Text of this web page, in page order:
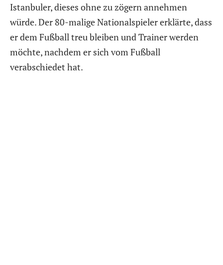
Istanbuler, dieses ohne zu zögern annehmen
würde. Der 80-malige Nationalspieler erklärte, dass
er dem Fußball treu bleiben und Trainer werden
möchte, nachdem er sich vom Fußball
verabschiedet hat.